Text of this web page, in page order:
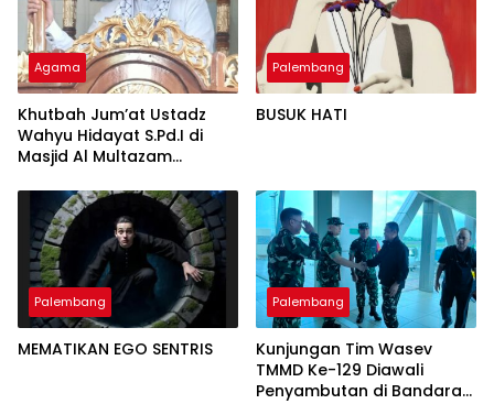
Agama
Khutbah Jum’at Ustadz
Wahyu Hidayat S.Pd.I di
Masjid Al Multazam
Tempat Ujian
Palembang
BUSUK HATI
Palembang
MEMATIKAN EGO SENTRIS
Palembang
Kunjungan Tim Wasev
TMMD Ke-129 Diawali
Penyambutan di Bandara